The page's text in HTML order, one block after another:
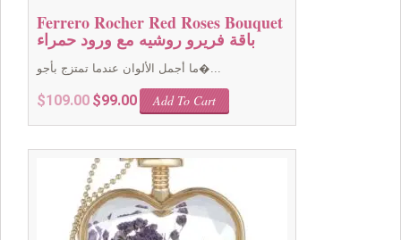
Ferrero Rocher Red Roses Bouquet
باقة فريرو روشيه مع ورود حمراء
ما أجمل الألوان عندما تمتزج بأجو�...
$109.00 Original
$109.00.
$99.00Current
price
$99.00.
Add To Cart